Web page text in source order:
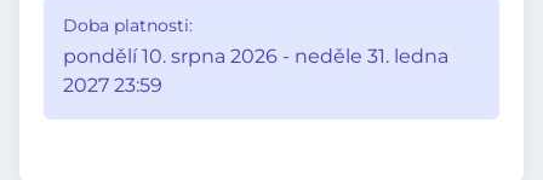
Doba platnosti:
pondělí 10. srpna 2026 - neděle 31. ledna
2027 23:59